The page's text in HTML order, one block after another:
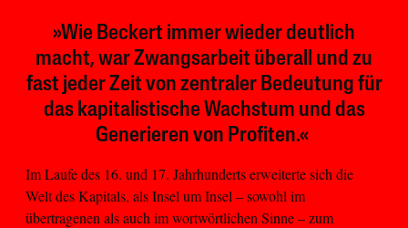
»Wie Beckert immer wieder deutlich
macht, war Zwangsarbeit überall und zu
fast jeder Zeit von zentraler Bedeutung für
das kapitalistische Wachstum und das
Generieren von Profiten.«
Im Laufe des 16. und 17. Jahrhunderts erweiterte sich die
Welt des Kapitals, als Insel um Insel – sowohl im
übertragenen als auch im wortwörtlichen Sinne – zum